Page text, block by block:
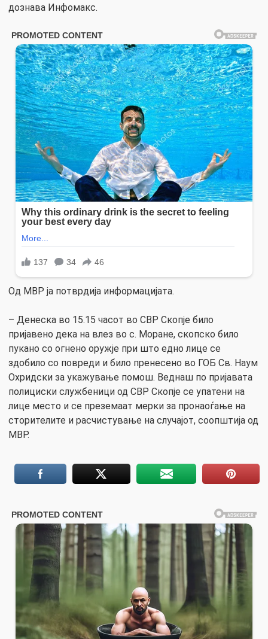
дознава Инфомакс.
Од МВР ја потврдија информацијата.
– Денеска во 15.15 часот во СВР Скопје било
пријавено дека на влез во с. Моране, скопско било
пукано со огнено оружје при што едно лице се
здобило со повреди и било пренесено во ГОБ Св. Наум
Охридски за укажување помош. Веднаш по пријавата
полициски службеници од СВР Скопје се упатени на
лице место и се преземаат мерки за пронаоѓање на
сторителите и расчистување на случајот, соопштија од
МВР.